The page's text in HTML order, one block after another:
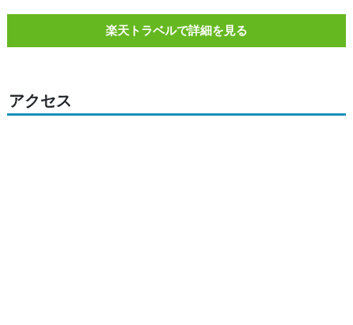
楽天トラベルで詳細を見る
アクセス